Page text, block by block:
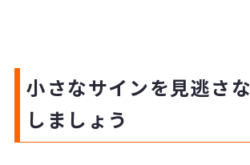
小さなサインを見逃さ
しましょう